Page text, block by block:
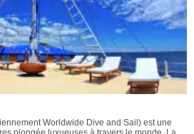
Worldwide Dive and Sail) est une